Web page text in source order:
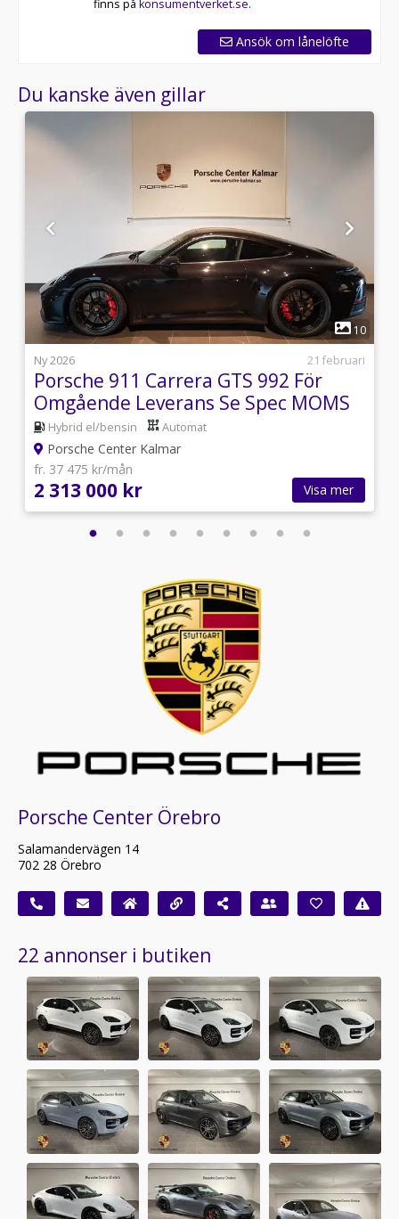
finns på konsumentverket.se.
Ansök om lånelöfte
Du kanske även gillar
1
10
Ny 2026
21 februari
Porsche 911 Carrera GTS 992 För
Omgående Leverans Se Spec MOMS
VATHybrid el/bensin Automat
Porsche Center Kalmar
fr. 37 475 kr/mån
2 313 000 kr Visa mer
Porsche Center Örebro
Salamandervägen 14
702 28 Örebro
22 annonser i butiken